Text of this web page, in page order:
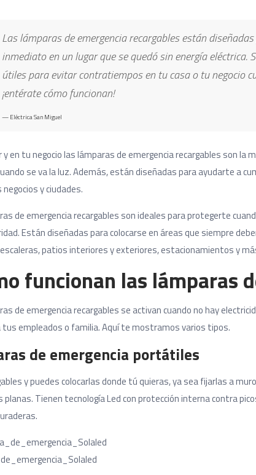
Las lámparas de emergencia recargables están
inmediato en un lugar que se quedó sin energía eléctrica.
útiles para evitar contratiempos en tu casa o tu negocio
¡entérate cómo funcionan!
Eléctrica San Miguel
y en tu negocio las lámparas de emergencia recargables son la
se va la luz. Además, están diseñadas para ayudarte a
y ciudades.
de emergencia recargables son ideales para protegerte
Están diseñadas para colocarse en áreas que siempre
patios interiores y exteriores, estacionamientos y
funcionan las lámparas
de emergencia recargables se activan cuando no hay
empleados o familia. Aquí te mostramos varios tipos.
de emergencia portátiles
y puedes colocarlas donde tú quieras, ya sea fijarlas a
planas. Tienen tecnología Led con protección interna contra